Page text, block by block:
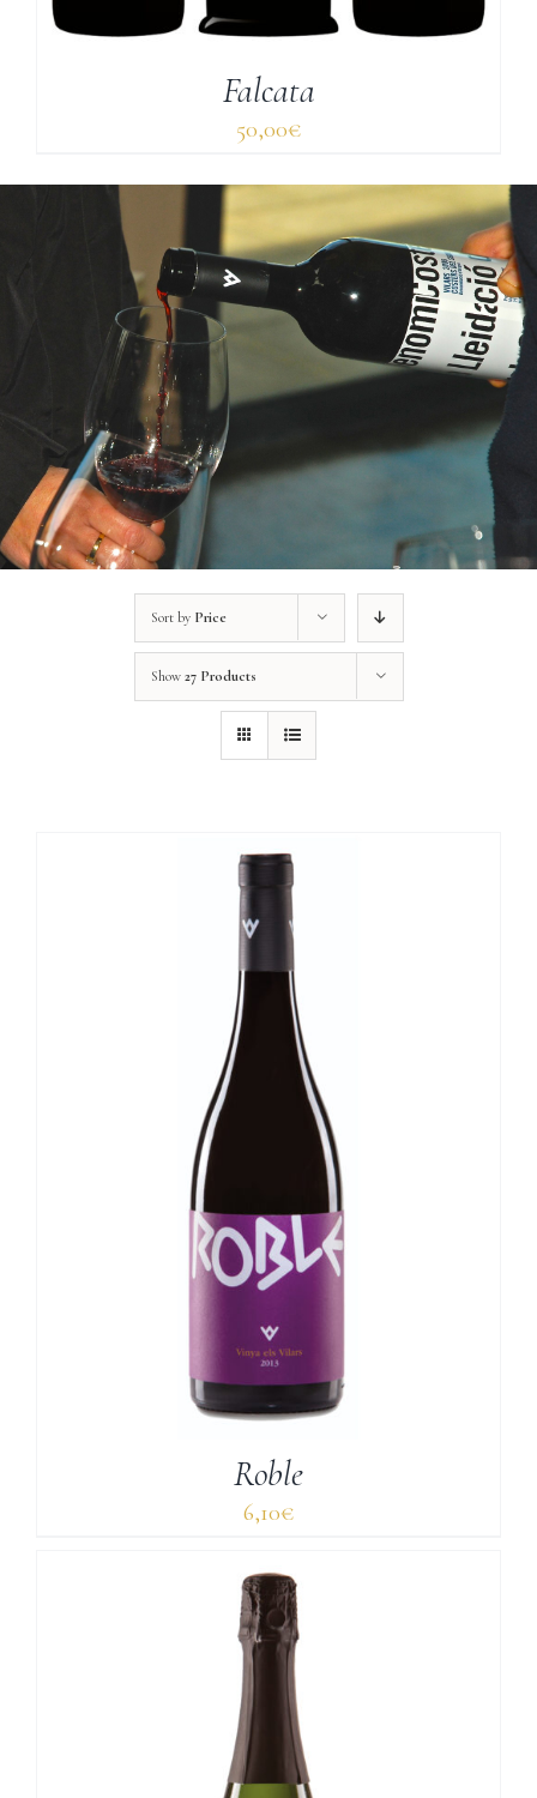
Falcata
50,00€
Sort by Price
Show 27 Products
Roble
6,10€